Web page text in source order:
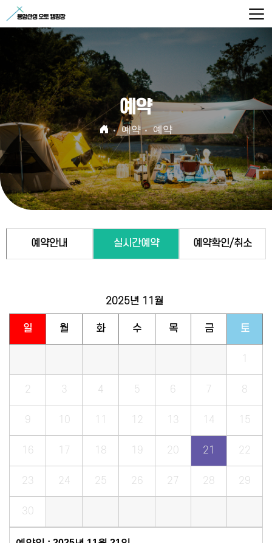
예약
예약 예약
예약안내 실시간예약 예약확인/취소
2025년 11월
일 월 화 수 목 금 토
1
2 3 4 5 6 7 8
9 10 11 12 13 14 15
16 17 18 19 20 21 22
23 24 25 26 27 28 29
30